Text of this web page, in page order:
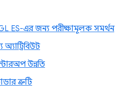
ES-এর জন্য পরীক্ষামূলক সমর্থন
উন্নতি
ত্রুটি